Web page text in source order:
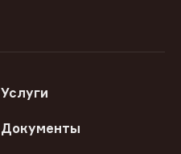
Услуги
Документы